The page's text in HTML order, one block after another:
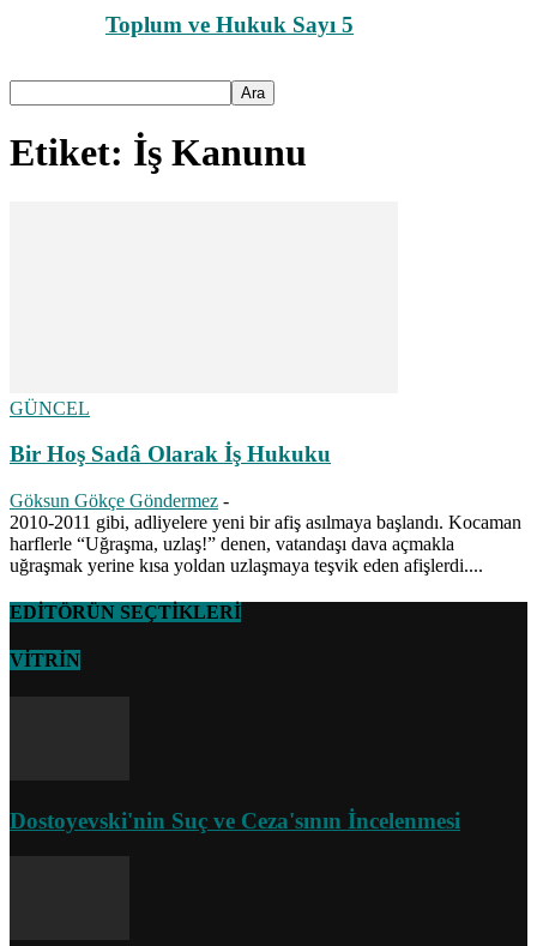
Toplum ve Hukuk Sayı 5
Etiket: İş Kanunu
GÜNCEL
Bir Hoş Sadâ Olarak İş Hukuku
Göksun Gökçe Göndermez -
2010-2011 gibi, adliyelere yeni bir afiş asılmaya başlandı. Kocaman
harflerle “Uğraşma, uzlaş!” denen, vatandaşı dava açmakla
uğraşmak yerine kısa yoldan uzlaşmaya teşvik eden afişlerdi....
EDİTÖRÜN SEÇTİKLERİ
VİTRİN
Dostoyevski'nin Suç ve Ceza'sının İncelenmesi